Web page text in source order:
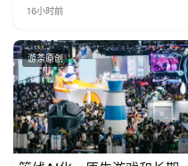
16小时前
游茶原创